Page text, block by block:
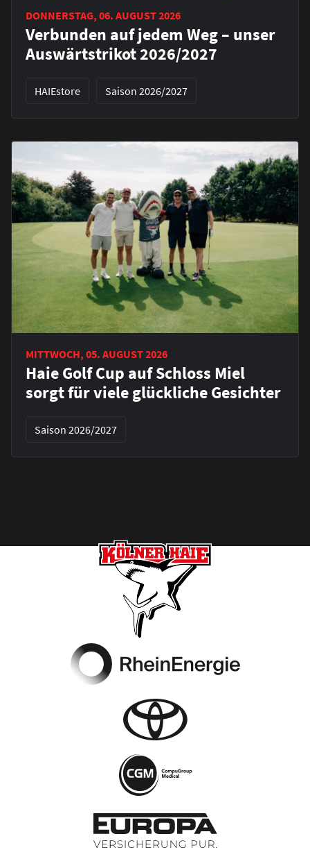
DONNERSTAG, 06. AUGUST 2026
Verbunden auf jedem Weg – unser
Auswärtstrikot 2026/2027
HAIEstore Saison 2026/2027
MITTWOCH, 05. AUGUST 2026
Haie Golf Cup auf Schloss Miel
sorgt für viele glückliche Gesichter
Saison 2026/2027